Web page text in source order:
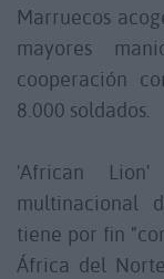
Marruecos
mayores
cooperación
8.000 soldados.
'African
multinacional
tiene por fin
África del